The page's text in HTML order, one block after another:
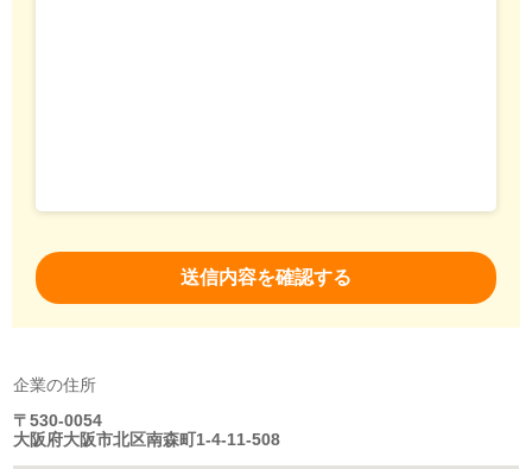
企業の住所
〒530-0054
大阪府大阪市北区南森町1-4-11-508